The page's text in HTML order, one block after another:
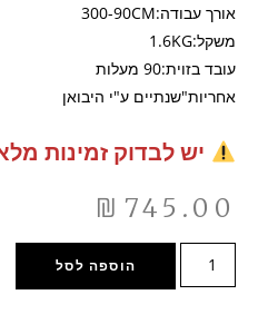
אורך עבודה:300-90CM
משקל:1.6KG
עובד בזוית:90 מעלות
אחריות"שנתיים ע"י היבואן
יש לבדוק זמינות
₪ 745.00
הוספה לסל